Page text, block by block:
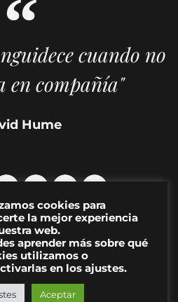
cuando no
en compañía"
Hume
de artes visuales y cultura
Privacidad| Aviso Legal|Contacto
cookies para
la mejor experiencia
web.
aprender más sobre qué
utilizamos o
en los ajustes.
Aceptar